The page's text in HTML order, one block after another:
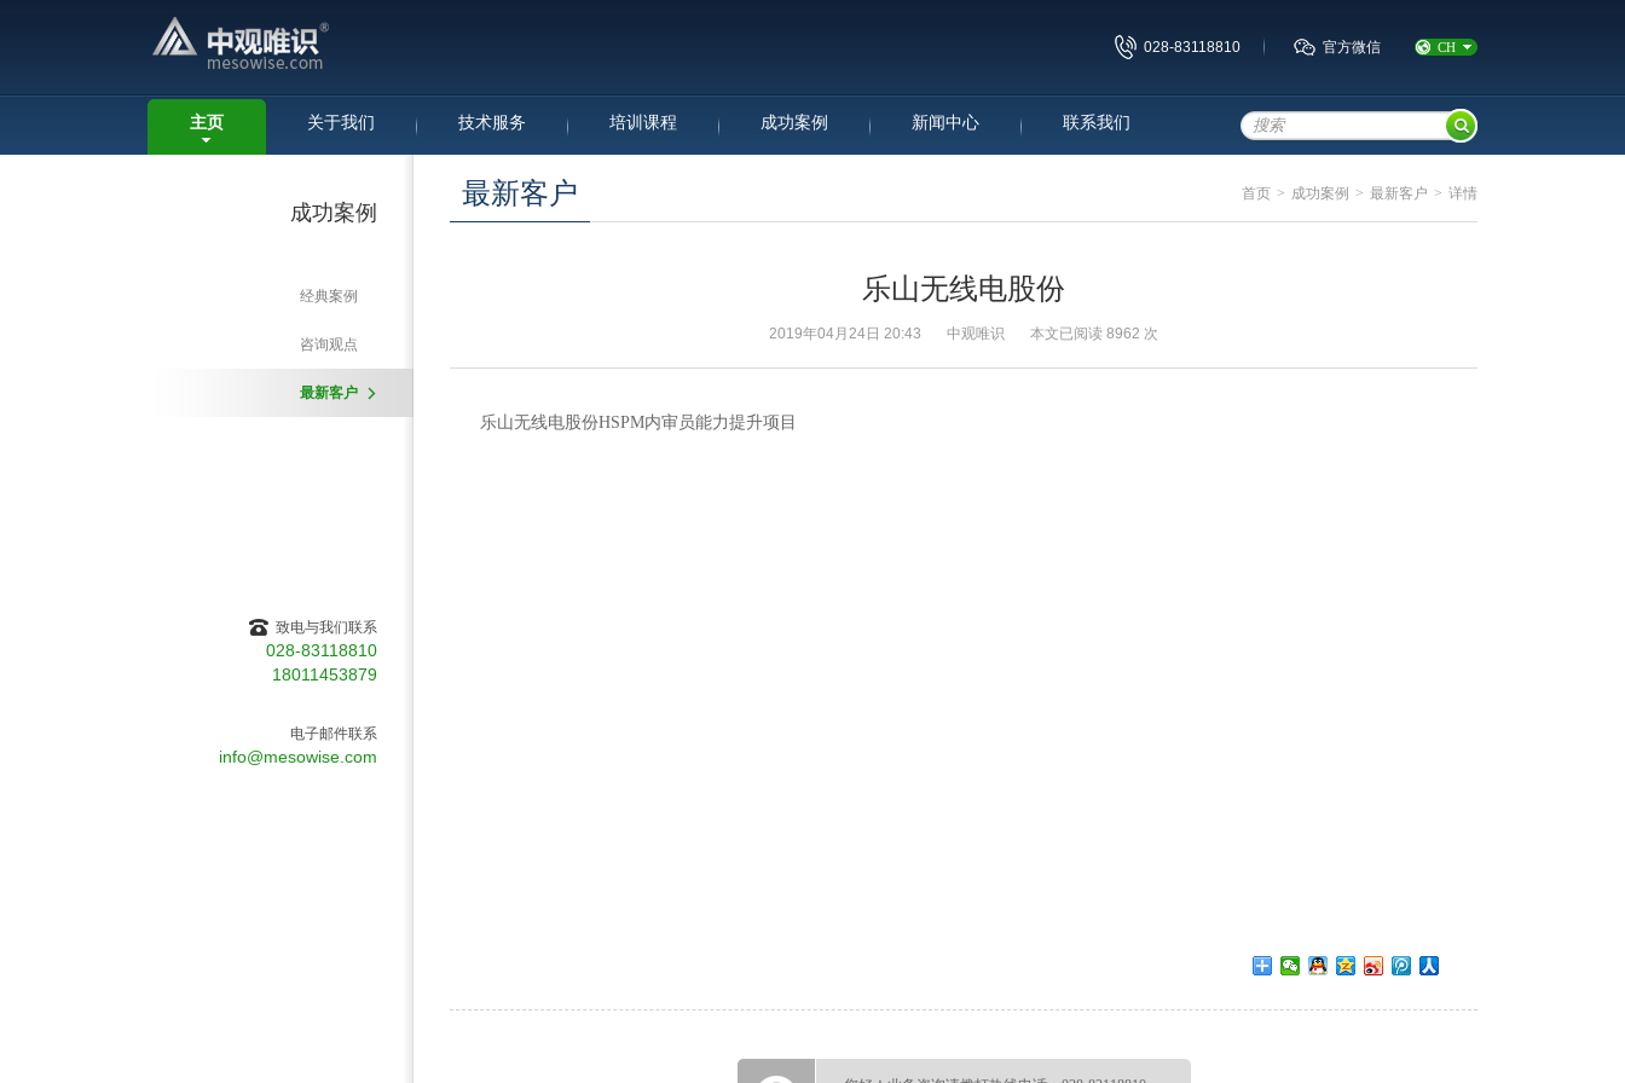
028-83118810 官方微信 CH
主页 关于我们 技术服务 培训课程 成功案例 新闻中心 联系我们
成功案例
经典案例
咨询观点
最新客户
致电与我们联系
028-83118810
18011453879
电子邮件联系
info@mesowise.com
首页 > 成功案例 > 最新客户 > 详情
最新客户
乐山无线电股份
2019年04月24日 20:43 中观唯识 本文已阅读 8962 次
乐山无线电股份HSPM内审员能力提升项目